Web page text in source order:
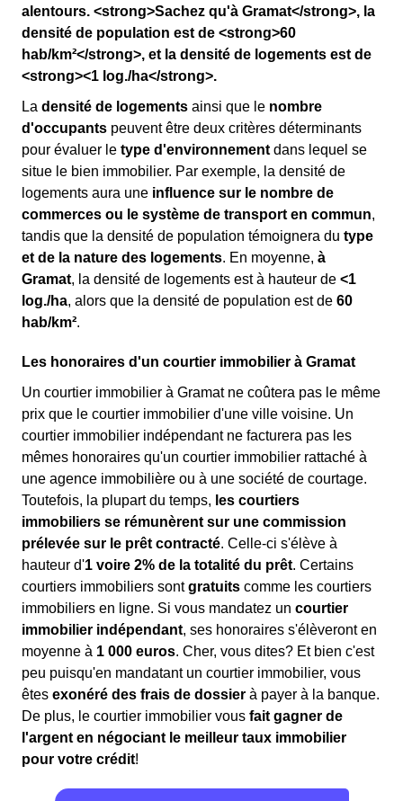
alentours. <strong>Sachez qu'à Gramat</strong>, la
densité de population est de <strong>60
hab/km²</strong>, et la densité de logements est de
<strong><1 log./ha</strong>.
La densité de logements ainsi que le nombre
d'occupants peuvent être deux critères déterminants
pour évaluer le type d'environnement dans lequel se
situe le bien immobilier. Par exemple, la densité de
logements aura une influence sur le nombre de
commerces ou le système de transport en commun,
tandis que la densité de population témoignera du type
et de la nature des logements. En moyenne, à
Gramat, la densité de logements est à hauteur de <1
log./ha, alors que la densité de population est de 60
hab/km².
Les honoraires d'un courtier immobilier à Gramat
Un courtier immobilier à Gramat ne coûtera pas le même
prix que le courtier immobilier d'une ville voisine. Un
courtier immobilier indépendant ne facturera pas les
mêmes honoraires qu'un courtier immobilier rattaché à
une agence immobilière ou à une société de courtage.
Toutefois, la plupart du temps, les courtiers
immobiliers se rémunèrent sur une commission
prélevée sur le prêt contracté. Celle-ci s'élève à
hauteur d'1 voire 2% de la totalité du prêt. Certains
courtiers immobiliers sontgratuits comme les courtiers
immobiliers en ligne. Si vous mandatez un courtier
immobilier indépendant, ses honoraires s'élèveront en
moyenne à 1 000 euros. Cher, vous dites? Et bien c'est
peu puisqu'en mandatant un courtier immobilier, vous
êtes exonéré des frais de dossier à payer à la banque.
De plus, le courtier immobilier vous fait gagner de
l'argent en négociant le meilleur taux immobilier
pour votre crédit!